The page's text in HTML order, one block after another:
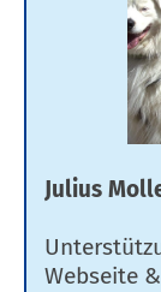
Julius
Webseite